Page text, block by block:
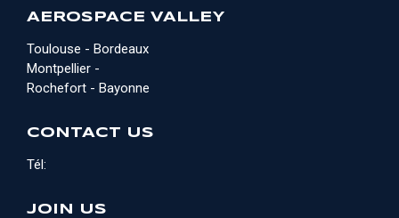
AEROSPACE VALLEY
Toulouse - Bordeaux
Montpellier -
Rochefort - Bayonne
CONTACT US
Tél:
JOIN US